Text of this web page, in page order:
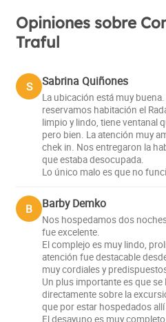
Opiniones sobre
Traful
S Sabrina Quiñones
La ubicación está muy
reservamos habitación el
limpio y lindo, tiene ventanal
pero bien. La atención muy
chek in. Nos entregaron la
que estaba desocupada.
Lo único malo es que no
B Barby Demko
Nos hospedamos dos
fue excelente.
El complejo es muy lindo,
atención fue destacable
muy cordiales y
Un plus importante es que
directamente sobre la
que por estar hospedados
El desayuno es muy